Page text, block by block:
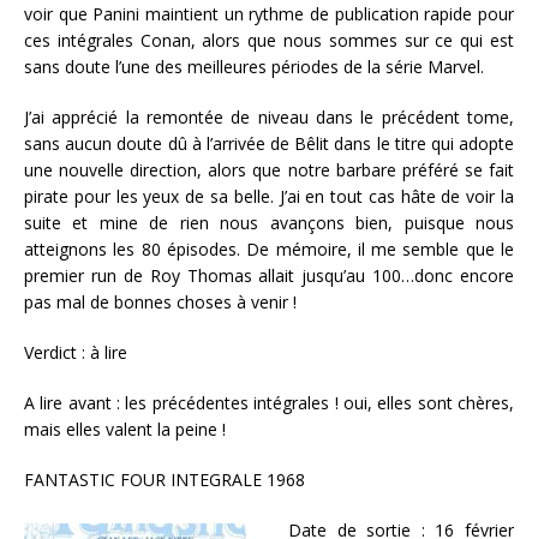
voir que Panini maintient un rythme de publication rapide pour
ces intégrales Conan, alors que nous sommes sur ce qui est
sans doute l’une des meilleures périodes de la série Marvel.
J’ai apprécié la remontée de niveau dans le précédent tome,
sans aucun doute dû à l’arrivée de Bêlit dans le titre qui adopte
une nouvelle direction, alors que notre barbare préféré se fait
pirate pour les yeux de sa belle. J’ai en tout cas hâte de voir la
suite et mine de rien nous avançons bien, puisque nous
atteignons les 80 épisodes. De mémoire, il me semble que le
premier run de Roy Thomas allait jusqu’au 100…donc encore
pas mal de bonnes choses à venir !
Verdict : à lire
A lire avant : les précédentes intégrales ! oui, elles sont chères,
mais elles valent la peine !
FANTASTIC FOUR INTEGRALE 1968
Date de sortie : 16 février